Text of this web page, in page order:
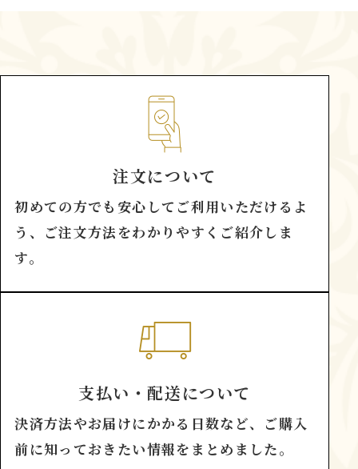
注文について
初めての方でも安心してご利用いただけるよ
う、ご注文方法をわかりやすくご紹介しま
す。
支払い・配送について
決済方法やお届けにかかる日数など、ご購入
前に知っておきたい情報をまとめました。